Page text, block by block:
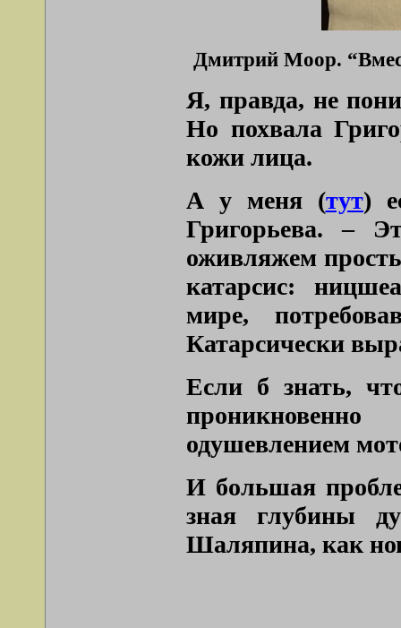
Дмитрий Моор.
Я, правда, не
Но похвала
кожи лица.
А у меня (тут)
Григорьева. –
оживляжем
катарсис:
мире,
Катарсически
Если б знать,
одушевлением
И большая
зная глубины
Шаляпина, как